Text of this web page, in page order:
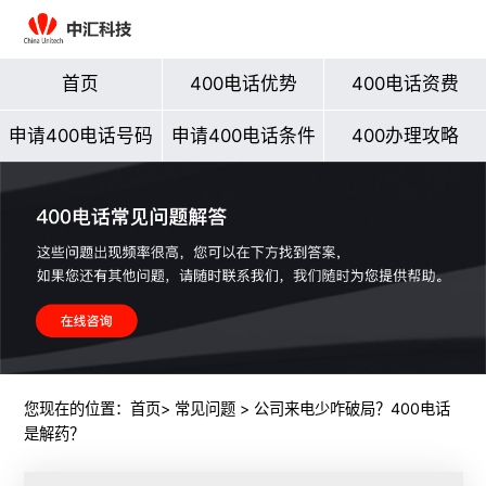
首页 400电话优势 400电话资费
申请400电话号码 申请400电话条件 400办理攻略
您现在的位置： 首页> 常见问题> 公司来电少咋破局？400电话
是解药？